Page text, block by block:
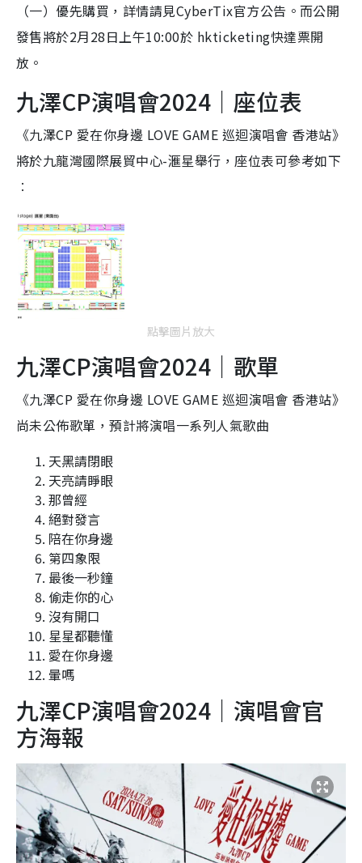
（一）優先購買，詳情請見CyberTix官方公告。而公開
發售將於2月28日上午10:00於 hkticketing快達票開
放。
九澤CP演唱會2024｜座位表
《九澤CP 愛在你身邊 LOVE GAME 巡迴演唱會 香港站》
將於九龍灣國際展貿中心-滙星舉行，座位表可參考如下
︰
點擊圖片放大
九澤CP演唱會2024｜歌單
《九澤CP 愛在你身邊 LOVE GAME 巡迴演唱會 香港站》
尚未公佈歌單，預計將演唱一系列人氣歌曲
天黑請閉眼
天亮請睜眼
那曾經
絕對發言
陪在你身邊
第四象限
最後一秒鐘
偷走你的心
沒有開口
星星都聽懂
愛在你身邊
暈嗎
九澤CP演唱會2024｜演唱會官
方海報